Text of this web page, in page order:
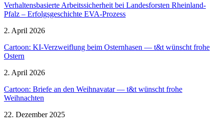
Verhal­tens­ba­sierte Arbeits­si­cherheit bei Landes­forsten Rheinland-
Pfalz – Erfolgs­ge­schichte EVA-Prozess
2. April 2026
Cartoon: KI-Verzweiflung beim Ostern­hasen — t&t wünscht frohe
Ostern
2. April 2026
Cartoon: Briefe an den Weihnavatar — t&t wünscht frohe
Weihnachten
22. Dezember 2025